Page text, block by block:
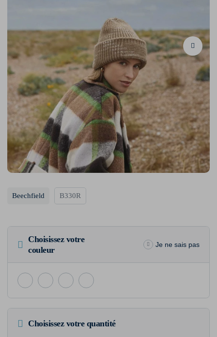
Beechfield B330R
Choisissez votre
couleur
Je ne sais pas
Choisissez votre quantité